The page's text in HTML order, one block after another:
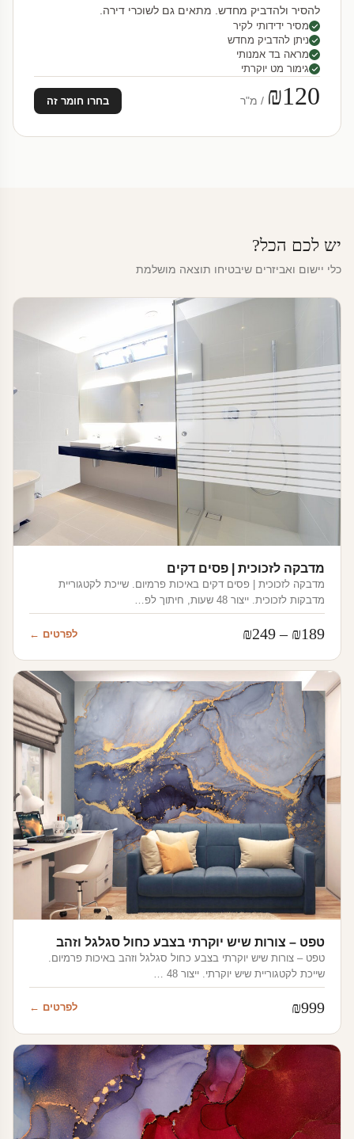
להסיר ולהדביק מחדש. מתאים גם לשוכרי דירה.
מסיר ידידותי לקיר
ניתן להדביק מחדש
מראה בד אמנותי
גימור מט יוקרתי
₪120 / מ"ר בחרו חומר זה
יש לכם הכל?
כלי יישום ואביזרים שיבטיחו תוצאה מושלמת
מדבקה לזכוכית | פסים דקים
מדבקה לזכוכית | פסים דקים באיכות פרמיום. שייכת לקטגוריית
מדבקות לזכוכית. ייצור 48 שעות, חיתוך לפ…
₪189
–
₪249
מחירים:
עד
לפרטים ←
טפט – צורות שיש יוקרתי בצבע כחול סגלגל וזהב
טפט – צורות שיש יוקרתי בצבע כחול סגלגל וזהב באיכות פרמיום.
שייכת לקטגוריית שיש יוקרתי. ייצור 48 …
₪999 לפרטים ←